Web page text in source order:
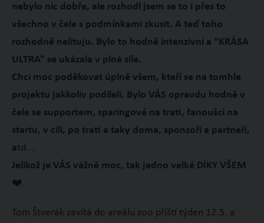
nebylo nic dobře, ale rozhodl jsem se to i přes to
všechno v čele s podmínkami zkusit. A teď toho
rozhodně nelituju. Bylo to hodně intenzivní a “KRÁSA
ULTRA” se ukázala v plné síle.
Chci moc poděkovat úplně všem, kteří se na tomhle
projektu jakkoliv podíleli. Bylo VÁS opravdu hodně v
čele se supportem, sparingové na trati, fanoušci na
startu, v cíli, po trati a taky doma, sponzoři a partneři,
atd...
Jelikož je VÁS vážně moc, tak jedno velké DÍKY VŠEM
❤️.
Tom Štverák zavítá do areálu zoo příští týden 12.5. a